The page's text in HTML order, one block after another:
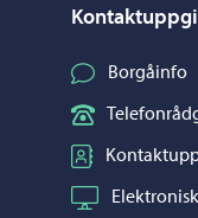
Borgåinfo